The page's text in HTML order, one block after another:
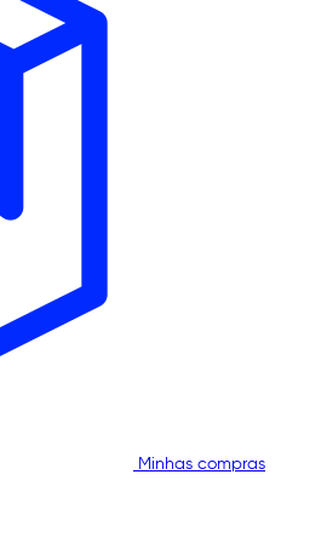
Minhas compras